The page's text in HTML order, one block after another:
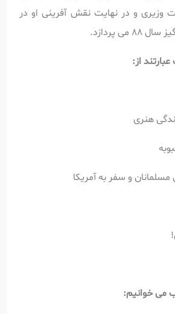
وزیری و در نهایت نقش آفرینی او در
می پردازد.
از:
هنری
و سفر به آمریکا
می خوانیم: